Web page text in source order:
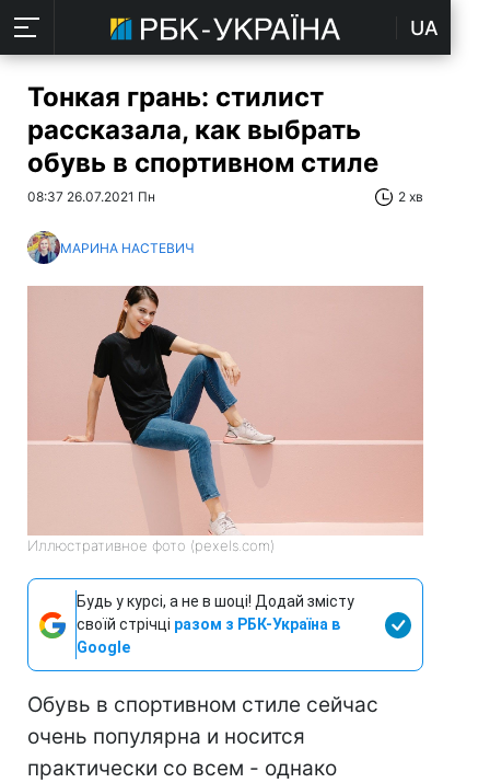
UA
Тонкая грань: стилист
рассказала, как выбрать
обувь в спортивном стиле
08:37 26.07.2021 Пн 2 хв
МАРИНА НАСТЕВИЧ
Иллюстративное фото (pexels.com)
Будь у курсі, а не в шоці! Додай змісту
своїй стрічці разом з РБК-Україна в
Google
Обувь в спортивном стиле сейчас
очень популярна и носится
практически со всем - однако